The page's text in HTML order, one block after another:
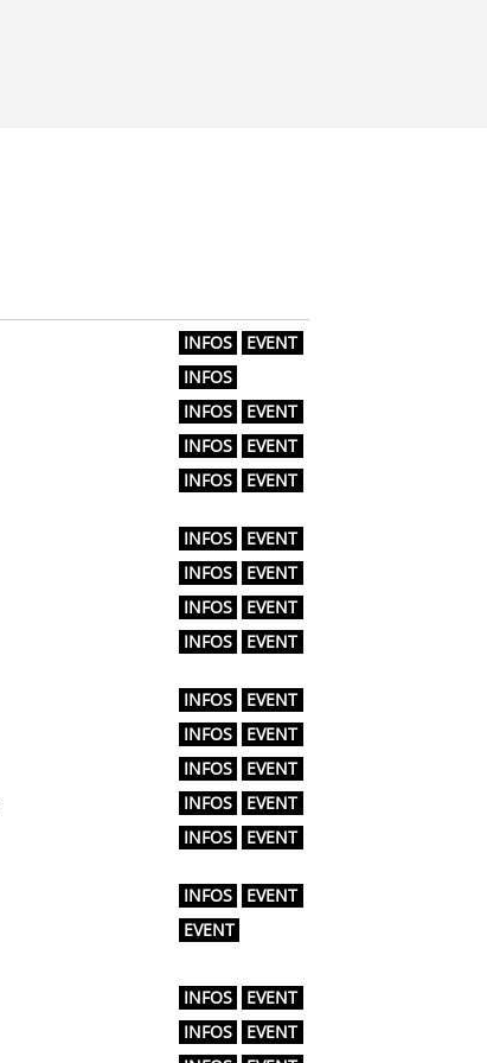
INFOS
EVENT
INFOS
INFOS
EVENT
INFOS
EVENT
INFOS EVENT
INFOS
EVENT
INFOS
EVENT
INFOS
EVENT
INFOS EVENT
INFOS
EVENT
INFOS
EVENT
INFOS
EVENT
INFOS
EVENT
INFOS EVENT
INFOS
EVENT
EVENT
INFOS
EVENT
INFOS
EVENT